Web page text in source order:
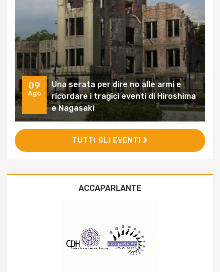
09
Ago
Una serata per dire no alle armi e
ricordare i tragici eventi di Hiroshima
e Nagasaki
TUTTI GLI EVENTI
ACCAPARLANTE